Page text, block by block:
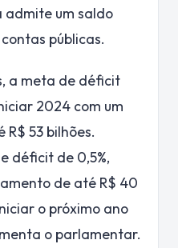
admite um saldo
públicas.
a meta de déficit
2024 com um
53 bilhões.
déficit de 0,5%,
de até R$ 40
o próximo ano
o parlamentar.